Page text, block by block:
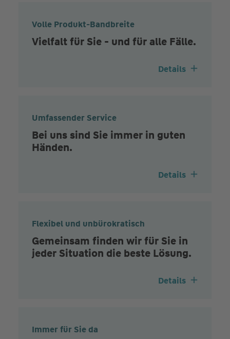
Volle Produkt-Bandbreite
Vielfalt für Sie - und für alle Fälle.
Details
Umfassender Service
Bei uns sind Sie immer in guten
Händen.
Details
Flexibel und unbürokratisch
Gemeinsam finden wir für Sie in
jeder Situation die beste Lösung.
Details
Immer für Sie da